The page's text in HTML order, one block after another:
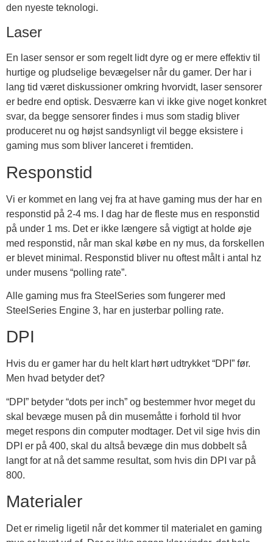
den nyeste teknologi.
Laser
En laser sensor er som regelt lidt dyre og er mere effektiv til
hurtige og pludselige bevægelser når du gamer. Der har i
lang tid været diskussioner omkring hvorvidt, laser sensorer
er bedre end optisk. Desværre kan vi ikke give noget konkret
svar, da begge sensorer findes i mus som stadig bliver
produceret nu og højst sandsynligt vil begge eksistere i
gaming mus som bliver lanceret i fremtiden.
Responstid
Vi er kommet en lang vej fra at have gaming mus der har en
responstid på 2-4 ms. I dag har de fleste mus en responstid
på under 1 ms. Det er ikke længere så vigtigt at holde øje
med responstid, når man skal købe en ny mus, da forskellen
er blevet minimal. Responstid bliver nu oftest målt i antal hz
under musens “polling rate”.
Alle gaming mus fra SteelSeries som fungerer med
SteelSeries Engine 3, har en justerbar polling rate.
DPI
Hvis du er gamer har du helt klart hørt udtrykket “DPI” før.
Men hvad betyder det?
“DPI” betyder “dots per inch” og bestemmer hvor meget du
skal bevæge musen på din musemåtte i forhold til hvor
meget respons din computer modtager. Det vil sige hvis din
DPI er på 400, skal du altså bevæge din mus dobbelt så
langt for at nå det samme resultat, som hvis din DPI var på
800.
Materialer
Det er rimelig ligetil når det kommer til materialet en gaming